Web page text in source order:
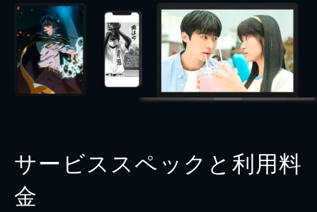
サービススペックと利用料
金